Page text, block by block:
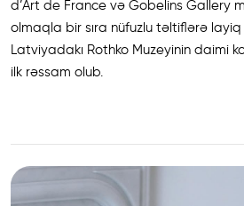
d’Art de France və Gobelins Gallery
olmaqla bir sıra nüfuzlu təltiflərə
Latviyadakı Rothko Muzeyinin daimi
ilk rəssam olub.